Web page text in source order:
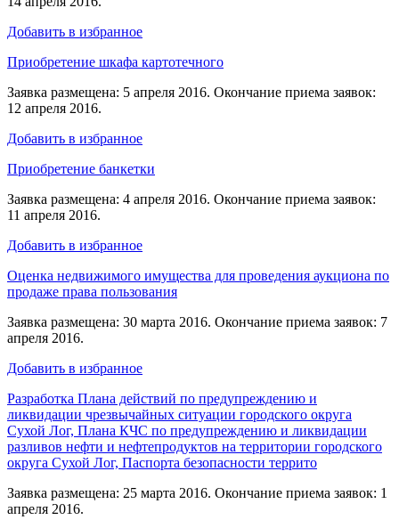
Добавить в избранное
Приобретение шкафа картотечного
Заявка размещена: 5 апреля 2016. Окончание приема заявок:
12 апреля 2016.
Добавить в избранное
Приобретение банкетки
Заявка размещена: 4 апреля 2016. Окончание приема заявок:
11 апреля 2016.
Добавить в избранное
Оценка недвижимого имущества для проведения аукциона по
продаже права пользования
Заявка размещена: 30 марта 2016. Окончание приема заявок: 7
апреля 2016.
Добавить в избранное
Разработка Плана действий по предупреждению и
ликвидации чрезвычайных ситуации городского округа
Сухой Лог, Плана КЧС по предупреждению и ликвидации
разливов нефти и нефтепродуктов на территории городского
округа Сухой Лог, Паспорта безопасности террито
Заявка размещена: 25 марта 2016. Окончание приема заявок: 1
апреля 2016.